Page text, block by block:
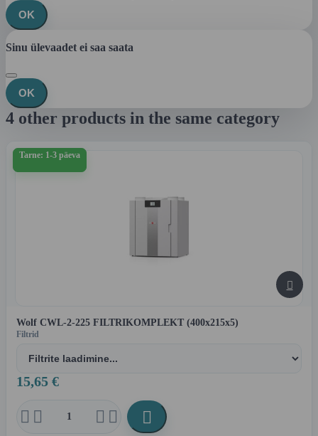
OK
Sinu ülevaadet ei saa saata
OK
4 other products in the same category
Tarne: 1-3 päeva

Wolf CWL-2-225 FILTRIKOMPLEKT (400x215x5)
Filtrid
15,65 €
    